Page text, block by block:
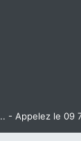
Appelez le 09